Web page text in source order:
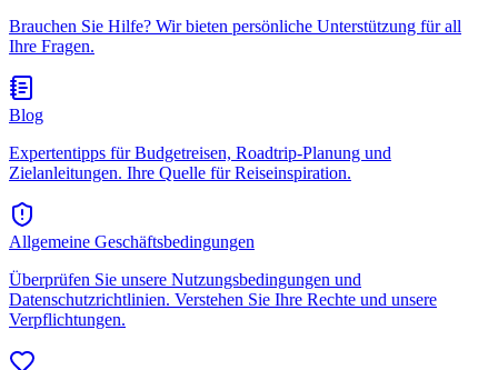
Brauchen Sie Hilfe? Wir bieten persönliche Unterstützung für all
Ihre Fragen.
Blog
Expertentipps für Budgetreisen, Roadtrip-Planung und
Zielanleitungen. Ihre Quelle für Reiseinspiration.
Allgemeine Geschäftsbedingungen
Überprüfen Sie unsere Nutzungsbedingungen und
Datenschutzrichtlinien. Verstehen Sie Ihre Rechte und unsere
Verpflichtungen.